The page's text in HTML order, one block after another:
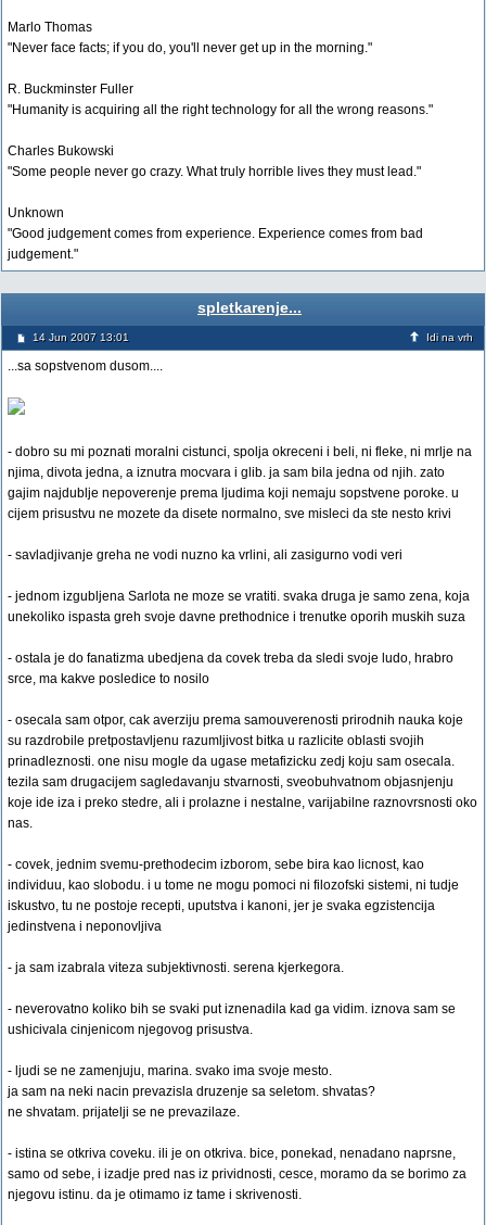
Marlo Thomas
"Never face facts; if you do, you'll never get up in the morning."
R. Buckminster Fuller
"Humanity is acquiring all the right technology for all the wrong reasons."
Charles Bukowski
"Some people never go crazy. What truly horrible lives they must lead."
Unknown
"Good judgement comes from experience. Experience comes from bad
judgement."
spletkarenje...
14 Jun 2007 13:01 Idi na vrh
...sa sopstvenom dusom....
- dobro su mi poznati moralni cistunci, spolja okreceni i beli, ni fleke, ni mrlje na
njima, divota jedna, a iznutra mocvara i glib. ja sam bila jedna od njih. zato
gajim najdublje nepoverenje prema ljudima koji nemaju sopstvene poroke. u
cijem prisustvu ne mozete da disete normalno, sve misleci da ste nesto krivi
- savladjivanje greha ne vodi nuzno ka vrlini, ali zasigurno vodi veri
- jednom izgubljena Sarlota ne moze se vratiti. svaka druga je samo zena, koja
unekoliko ispasta greh svoje davne prethodnice i trenutke oporih muskih suza
- ostala je do fanatizma ubedjena da covek treba da sledi svoje ludo, hrabro
srce, ma kakve posledice to nosilo
- osecala sam otpor, cak averziju prema samouverenosti prirodnih nauka koje
su razdrobile pretpostavljenu razumljivost bitka u razlicite oblasti svojih
prinadleznosti. one nisu mogle da ugase metafizicku zedj koju sam osecala.
tezila sam drugacijem sagledavanju stvarnosti, sveobuhvatnom objasnjenju
koje ide iza i preko stedre, ali i prolazne i nestalne, varijabilne raznovrsnosti oko
nas.
- covek, jednim svemu-prethodecim izborom, sebe bira kao licnost, kao
individuu, kao slobodu. i u tome ne mogu pomoci ni filozofski sistemi, ni tudje
iskustvo, tu ne postoje recepti, uputstva i kanoni, jer je svaka egzistencija
jedinstvena i neponovljiva
- ja sam izabrala viteza subjektivnosti. serena kjerkegora.
- neverovatno koliko bih se svaki put iznenadila kad ga vidim. iznova sam se
ushicivala cinjenicom njegovog prisustva.
- ljudi se ne zamenjuju, marina. svako ima svoje mesto.
ja sam na neki nacin prevazisla druzenje sa seletom. shvatas?
ne shvatam. prijatelji se ne prevazilaze.
- istina se otkriva coveku. ili je on otkriva. bice, ponekad, nenadano naprsne,
samo od sebe, i izadje pred nas iz prividnosti, cesce, moramo da se borimo za
njegovu istinu. da je otimamo iz tame i skrivenosti.